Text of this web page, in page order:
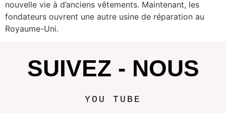
nouvelle vie à d’anciens vêtements. Maintenant, les
fondateurs ouvrent une autre usine de réparation au
Royaume-Uni.
SUIVEZ - NOUS
YOU TUBE